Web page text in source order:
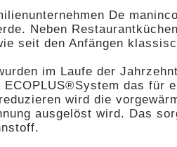
De
Neben
seit den Anfängen
im Laufe der
das für
wird die
ausgelöst wird. Das